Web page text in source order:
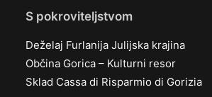
S pokroviteljstvom
Deželaj Furlanija Julijska krajina
Občina Gorica – Kulturni resor
Sklad Cassa di Risparmio di Gorizia